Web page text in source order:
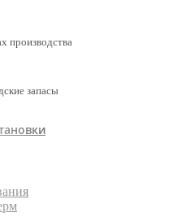
производства
запасы